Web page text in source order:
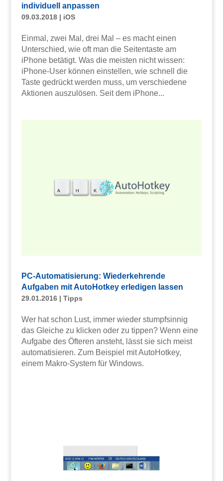
individuell anpassen
09.03.2018| iOS
Einmal, zwei Mal, drei Mal – es macht einen
Unterschied, wie oft man die Seitentaste am
iPhone betätigt. Was die meisten nicht wissen:
iPhone-User können einstellen, wie schnell die
Taste gedrückt werden muss, um verschiedene
Aktionen auszulösen. Seit dem iPhone...
PC-Automatisierung: Wiederkehrende
Aufgaben mit AutoHotkey erledigen lassen
29.01.2016| Tipps
Wer hat schon Lust, immer wieder stumpfsinnig
das Gleiche zu klicken oder zu tippen? Wenn eine
Aufgabe des Öfteren ansteht, lässt sie sich meist
automatisieren. Zum Beispiel mit AutoHotkey,
einem Makro-System für Windows.